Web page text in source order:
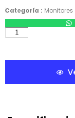
Categoría : Monitores